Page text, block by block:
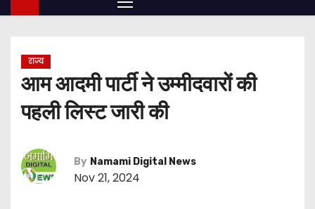
राज्य
आम आदमी पार्टी ने उम्मीदवारों की
पहली लिस्ट जारी की
By Namami Digital News
Nov 21, 2024